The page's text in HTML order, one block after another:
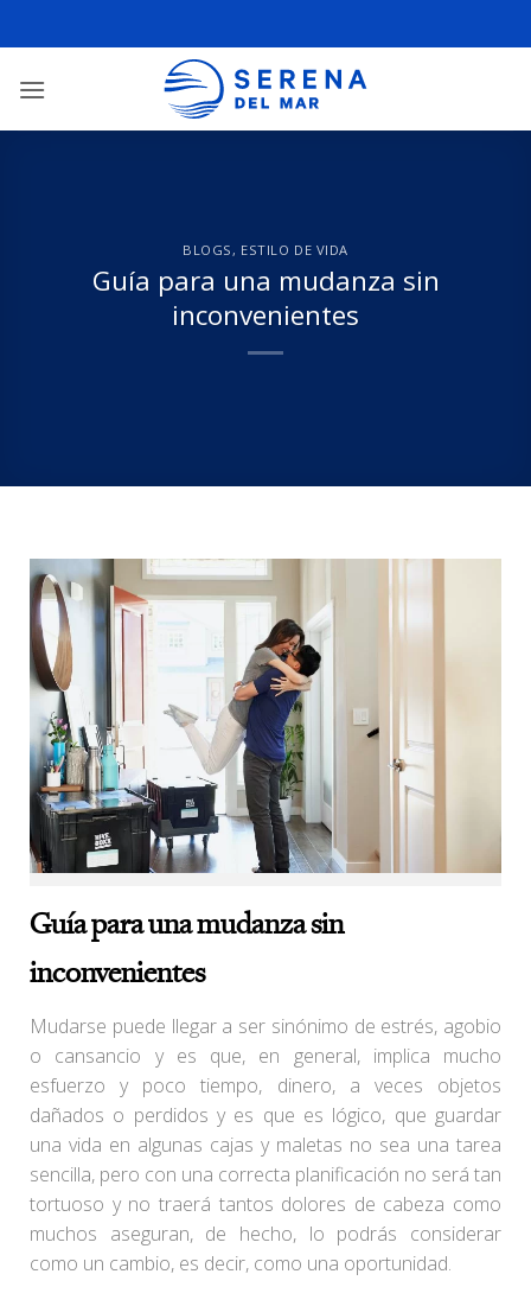
BLOGS, ESTILO DE VIDA
Guía para una mudanza sin
inconvenientes
Guía para una mudanza sin
inconvenientes
Mudarse puede llegar a ser sinónimo de estrés, agobio
o cansancio y es que, en general, implica mucho
esfuerzo y poco tiempo, dinero, a veces objetos
dañados o perdidos y es que es lógico, que guardar
una vida en algunas cajas y maletas no sea una tarea
sencilla, pero con una correcta planificación no será tan
tortuoso y no traerá tantos dolores de cabeza como
muchos aseguran, de hecho, lo podrás considerar
como un cambio, es decir, como una oportunidad.